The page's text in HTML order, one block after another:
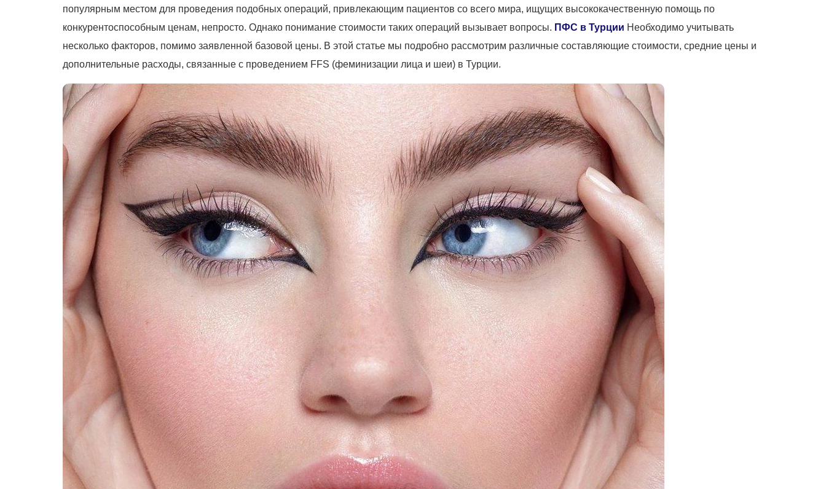
популярным местом для проведения подобных операций, привлекающим пациентов со всего мира, ищущих высококачественную помощь по
конкурентоспособным ценам, непросто. Однако понимание стоимости таких операций вызывает вопросы. ПФС в Турции Необходимо учитывать
несколько факторов, помимо заявленной базовой цены. В этой статье мы подробно рассмотрим различные составляющие стоимости, средние цены и
дополнительные расходы, связанные с проведением FFS (феминизации лица и шеи) в Турции.